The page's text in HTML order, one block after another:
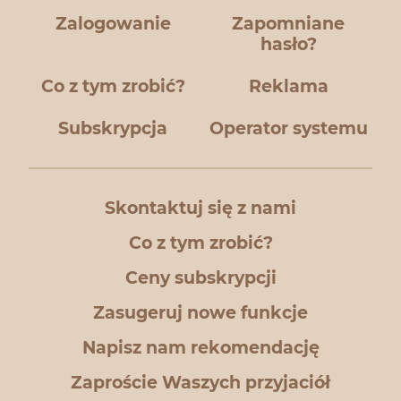
Zalogowanie
Zapomniane
hasło?
Co z tym zrobić? Reklama
Subskrypcja Operator systemu
Skontaktuj się z nami
Co z tym zrobić?
Ceny subskrypcji
Zasugeruj nowe funkcje
Napisz nam rekomendację
Zaproście Waszych przyjaciół